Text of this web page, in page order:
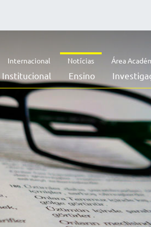
Internacional Notícias Área
Institucional Ensino